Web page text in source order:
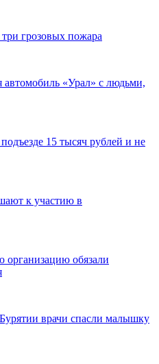
грозовых пожара
автомобиль «Урал» с людьми,
15 тысяч рублей и не
к участию в
обязали
врачи спасли малышку